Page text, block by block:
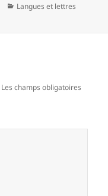
Catégories
Langues et lettres
Les champs obligatoires